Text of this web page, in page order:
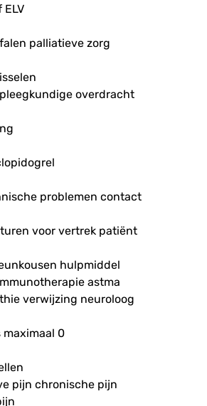
palliatieve zorg
overdracht
problemen contact
voor vertrek patiënt
hulpmiddel
astma
verwijzing neuroloog
maximaal 0
pijn chronische pijn